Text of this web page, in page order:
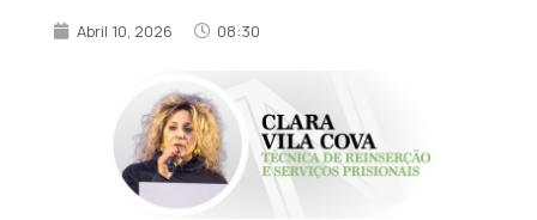
Abril 10, 2026 08:30